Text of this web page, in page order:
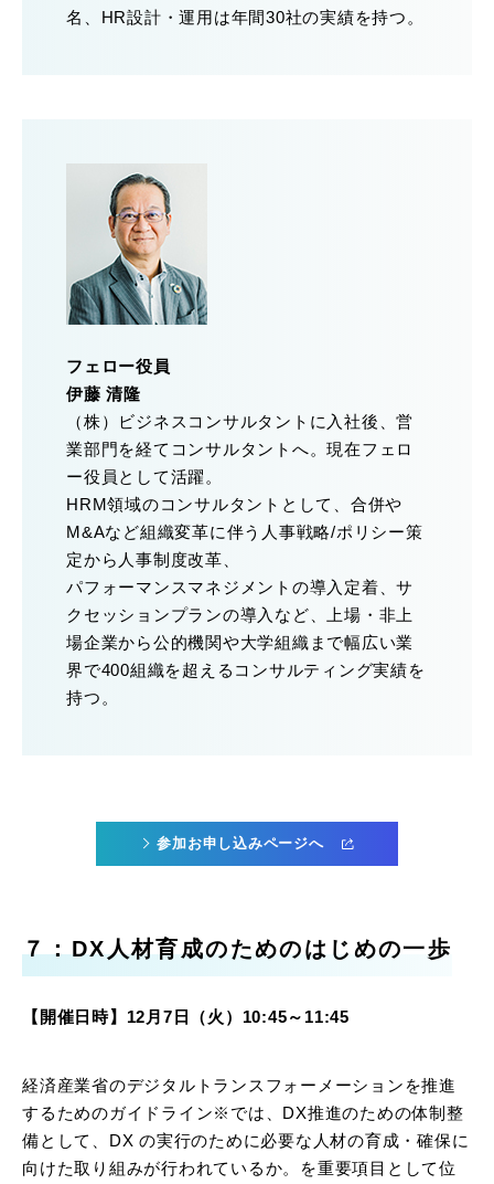
名、HR設計・運用は年間30社の実績を持つ。
フェロー役員
伊藤 清隆
（株）ビジネスコンサルタントに入社後、営
業部門を経てコンサルタントへ。現在フェロ
ー役員として活躍。
HRM領域のコンサルタントとして、合併や
M&Aなど組織変革に伴う人事戦略/ポリシー策
定から人事制度改革、
パフォーマンスマネジメントの導入定着、サ
クセッションプランの導入など、上場・非上
場企業から公的機関や大学組織まで幅広い業
界で400組織を超えるコンサルティング実績を
持つ。
参加お申し込みページへ
７：DX人材育成のためのはじめの一歩
【開催日時】12月7日（火）10:45～11:45
経済産業省のデジタルトランスフォーメーションを推進
するためのガイドライン※では、DX推進のための体制整
備として、DX の実行のために必要な人材の育成・確保に
向けた取り組みが行われているか。を重要項目として位